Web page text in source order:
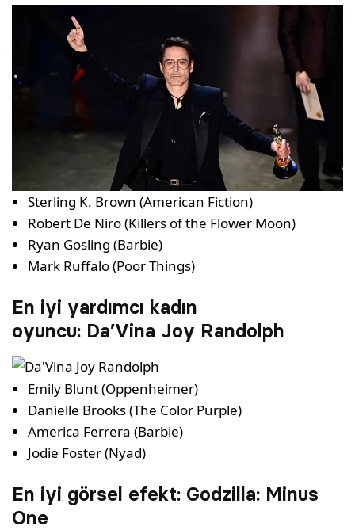
Sterling K. Brown (American Fiction)
Robert De Niro (Killers of the Flower Moon)
Ryan Gosling (Barbie)
Mark Ruffalo (Poor Things)
En iyi yardımcı kadın
oyuncu: Da’Vina Joy Randolph
Emily Blunt (Oppenheimer)
Danielle Brooks (The Color Purple)
America Ferrera (Barbie)
Jodie Foster (Nyad)
En iyi görsel efekt: Godzilla: Minus
One